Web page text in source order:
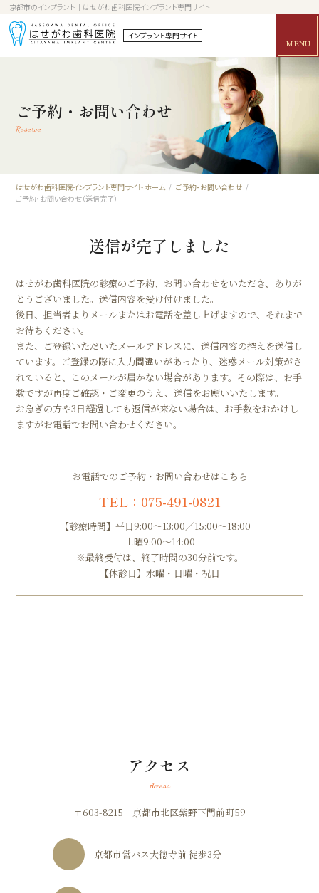
京都市のインプラント│はせがわ歯科医院インプラント専門サイト
インプラント専門サイト
MENU
ご予約・お問い合わせ
Reserve
はせがわ歯科医院インプラント専門サイト ホーム
ご予約・お問い合わせ
ご予約・お問い合わせ（送信完了）
送信が完了しました
はせがわ歯科医院の診療のご予約、お問い合わせをいただき、ありが
とうございました。送信内容を受け付けました。
後日、担当者よりメールまたはお電話を差し上げますので、それまで
お待ちください。
また、ご登録いただいたメールアドレスに、送信内容の控えを送信し
ています。ご登録の際に入力間違いがあったり、迷惑メール対策がさ
れていると、このメールが届かない場合があります。その際は、お手
数ですが再度ご確認・ご変更のうえ、送信をお願いいたします。
お急ぎの方や3日経過しても返信が来ない場合は、お手数をおかけし
ますがお電話でお問い合わせください。
お電話でのご予約・お問い合わせはこちら
TEL：075-491-0821
【診療時間】平日9:00～13:00／15:00～18:00
土曜9:00～14:00
※最終受付は、終了時間の30分前です。
【休診日】水曜・日曜・祝日
アクセス
Access
〒603-8215 京都市北区紫野下門前町59
京都市営バス大徳寺前 徒歩3分